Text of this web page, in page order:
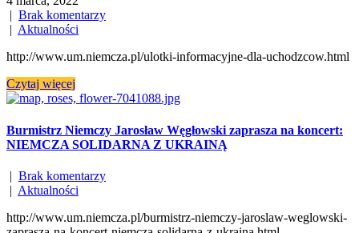
| Brak komentarzy
| Aktualności
http://www.um.niemcza.pl/ulotki-informacyjne-dla-uchodzcow.html
Czytaj więcej
Burmistrz Niemczy Jarosław Węgłowski zaprasza na koncert:
NIEMCZA SOLIDARNA Z UKRAINĄ
| Brak komentarzy
| Aktualności
http://www.um.niemcza.pl/burmistrz-niemczy-jaroslaw-weglowski-